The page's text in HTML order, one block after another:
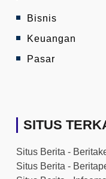
Bisnis
Keuangan
Pasar
SITUS
Situs Berita -
Situs Berita -